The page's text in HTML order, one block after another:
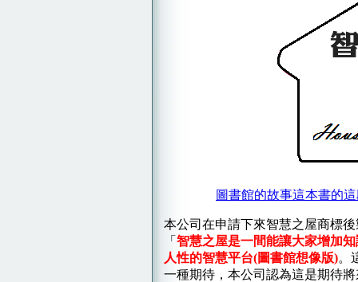
圖書館的故事這本書的
本公司在申請下來智慧之屋商標
「 智慧之屋是一間能讓大家增加
人性的智慧平台(圖書館想像版)。
一種期待， 本公司認為這是期待